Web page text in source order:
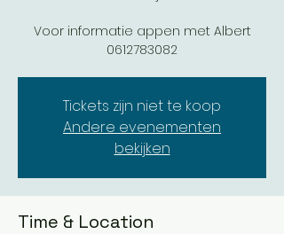
Voor informatie appen met Albert
0612783082
Tickets zijn niet te koop
Andere evenementen
bekijken
Time & Location